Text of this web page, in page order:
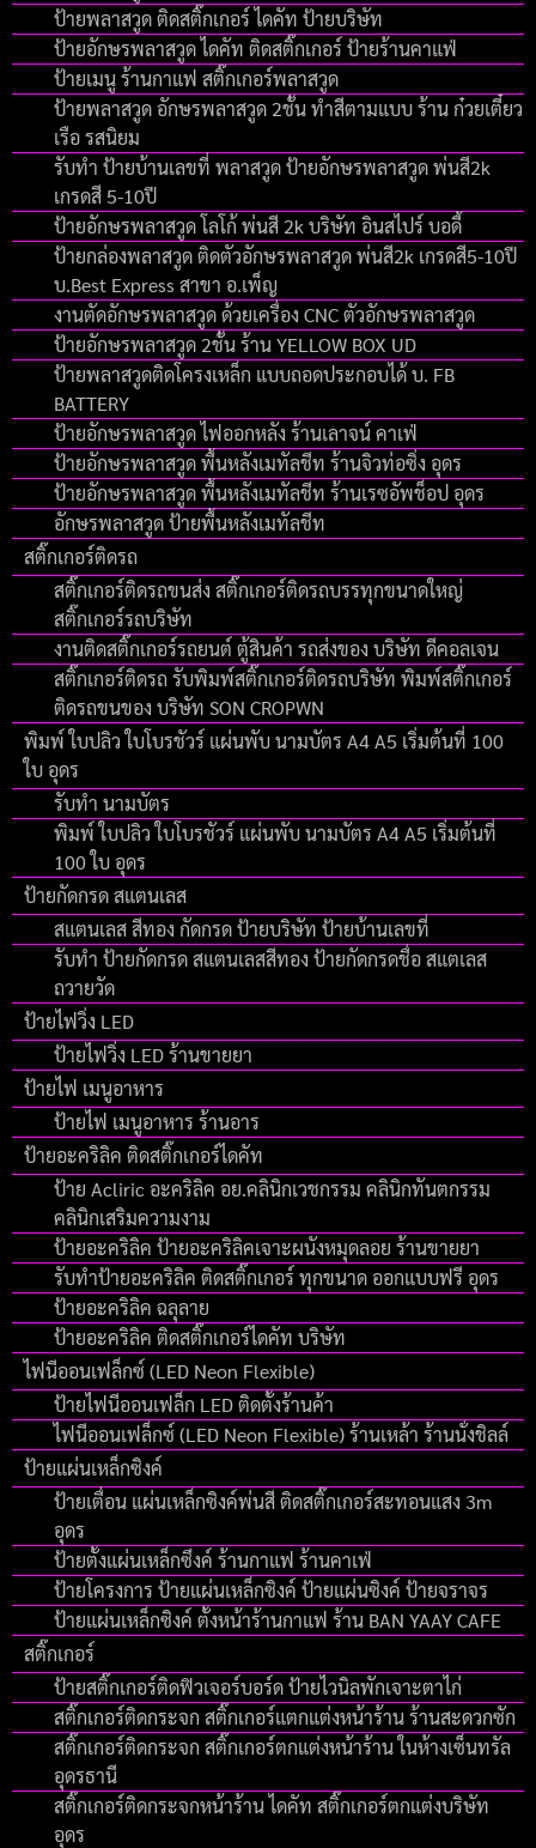
ป้ายพลาสวูด ติดสติ๊กเกอร์ ไดคัท ป้ายบริษัท
ป้ายอักษรพลาสวูด ไดคัท ติดสติ๊กเกอร์ ป้ายร้านคาแฟ่
ป้ายเมนู ร้านกาแฟ สติ๊กเกอร์พลาสวูด
ป้ายพลาสวูด อักษรพลาสวูด 2ชั้น ทำสีตามแบบ ร้าน ก๋วยเตี๋ยว
เรือ รสนิยม
รับทำ ป้ายบ้านเลขที่ พลาสวูด ป้ายอักษรพลาสวูด พ่นสี2k
เกรดสี 5-10ปี
ป้ายอักษรพลาสวูด โลโก้ พ่นสี 2k บริษัท อินสไปร์ บอดี้
ป้ายกล่องพลาสวูด ติดตัวอักษรพลาสวูด พ่นสี2k เกรดสี5-10ปี
บ.Best Express สาขา อ.เพ็ญ
งานตัดอักษรพลาสวูด ด้วยเครื่อง CNC ตัวอักษรพลาสวูด
ป้ายอักษรพลาสวูด 2ชั้น ร้าน YELLOW BOX UD
ป้ายพลาสวูดติดโครงเหล็ก แบบถอดประกอบได้ บ. FB
BATTERY
ป้ายอักษรพลาสวูด ไฟออกหลัง ร้านเลาจน์ คาเฟ่
ป้ายอักษรพลาสวูด พื้นหลังเมทัลชีท ร้านจิวท่อซิ่ง อุดร
ป้ายอักษรพลาสวูด พื้นหลังเมทัลชีท ร้านเรซอัพช็อป อุดร
อักษรพลาสวูด ป้ายพื้นหลังเมทัลชีท
สติ๊กเกอร์ติดรถ
สติ๊กเกอร์ติดรถขนส่ง สติ๊กเกอร์ติดรถบรรทุกขนาดใหญ่
สติ๊กเกอร์รถบริษัท
งานติดสติ๊กเกอร์รถยนต์ ตู้สินค้า รถส่งของ บริษัท ดีคอลเจน
สติ๊กเกอร์ติดรถ รับพิมพ์สติ๊กเกอร์ติดรถบริษัท พิมพ์สติ๊กเกอร์
ติดรถขนของ บริษัท SON CROPWN
พิมพ์ ใบปลิว ใบโบรชัวร์ แผ่นพับ นามบัตร A4 A5 เริ่มต้นที่ 100
ใบ อุดร
รับทำ นามบัตร
พิมพ์ ใบปลิว ใบโบรชัวร์ แผ่นพับ นามบัตร A4 A5 เริ่มต้นที่
100 ใบ อุดร
ป้ายกัดกรด สแตนเลส
สแตนเลส สีทอง กัดกรด ป้ายบริษัท ป้ายบ้านเลขที่
รับทำ ป้ายกัดกรด สแตนเลสสีทอง ป้ายกัดกรดชื่อ สแตเลส
ถวายวัด
ป้ายไฟวิ่ง LED
ป้ายไฟวิ่ง LED ร้านขายยา
ป้ายไฟ เมนูอาหาร
ป้ายไฟ เมนูอาหาร ร้านอาร
ป้ายอะคริลิค ติดสติ๊กเกอร์ไดคัท
ป้าย Acliric อะคริลิค อย.คลินิกเวชกรรม คลินิกทันตกรรม
คลินิกเสริมความงาม
ป้ายอะคริลิค ป้ายอะคริลิคเจาะผนังหมุดลอย ร้านขายยา
รับทำป้ายอะคริลิค ติดสติ๊กเกอร์ ทุกขนาด ออกแบบฟรี อุดร
ป้ายอะคริลิค ฉลุลาย
ป้ายอะคริลิค ติดสติ๊กเกอร์ไดคัท บริษัท
ไฟนีออนเฟล็กซ์ (LED Neon Flexible)
ป้ายไฟนีออนเฟล็ก LED ติดตั้งร้านค้า
ไฟนีออนเฟล็กซ์ (LED Neon Flexible) ร้านเหล้า ร้านนั่งชิลล์
ป้ายแผ่นเหล็กซิงค์
ป้ายเตื่อน แผ่นเหล็กซิงค์พ่นสี ติดสติ๊กเกอร์สะทอนแสง 3m
อุดร
ป้ายตั้งแผ่นเหล็กซึงค์ ร้านกาแฟ ร้านคาเฟ่
ป้ายโครงการ ป้ายแผ่นเหล็กซิงค์ ป้ายแผ่นซิงค์ ป้ายจราจร
ป้ายแผ่นเหล็กซิงค์ ตั้งหน้าร้านกาแฟ ร้าน BAN YAAY CAFE
สติ๊กเกอร์
ป้ายสติ๊กเกอร์ติดฟิวเจอร์บอร์ด ป้ายไวนิลพักเจาะตาไก่
สติ๊กเกอร์ติดกระจก สติ๊กเกอร์แตกแต่งหน้าร้าน ร้านสะดวกซัก
สติ๊กเกอร์ติดกระจก สติ๊กเกอร์ตกแต่งหน้าร้าน ในห้างเซ็นทรัล
อุดรธานี
สติ๊กเกอร์ติดกระจกหน้าร้าน ไดคัท สติ๊กเกอร์ตกแต่งบริษัท
อุดร